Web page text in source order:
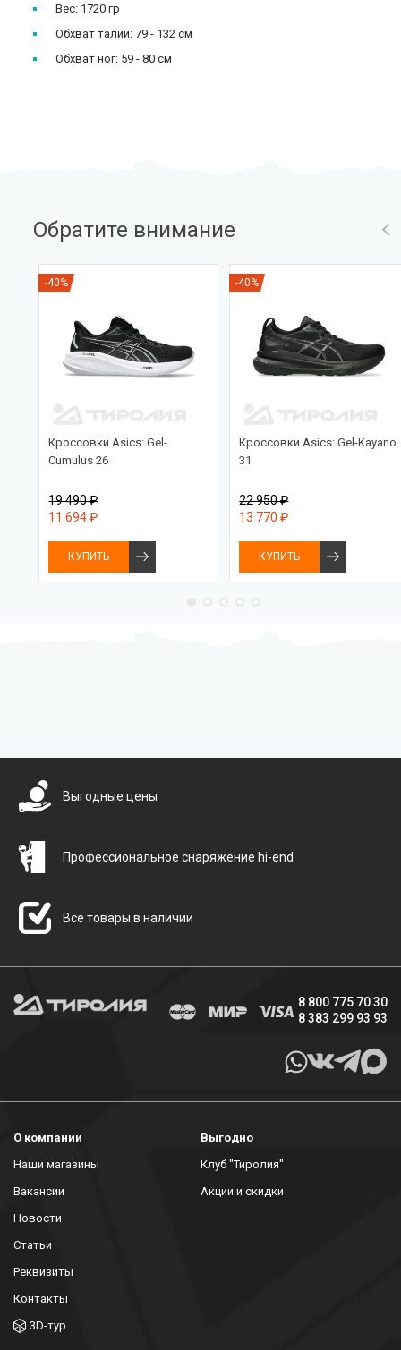
Вес: 1720 гр
Обхват талии: 79 - 132 см
Обхват ног: 59 - 80 см
Обратите внимание
-40%
Кроссовки Asics: Gel-
Cumulus 26
19 490 ₽
11 694 ₽
КУПИТЬ
-40%
Кроссовки Asics: Gel-Kayano
31
22 950 ₽
13 770 ₽
КУПИТЬ
Выгодные цены
Профессиональное снаряжение hi-end
Все товары в наличии
8 800 775 70 30
8 383 299 93 93
О компании
Наши магазины
Вакансии
Новости
Статьи
Реквизиты
Контакты
3D-тур
Выгодно
Клуб "Тиролия"
Акции и скидки